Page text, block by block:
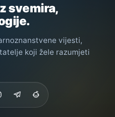
svemira,
vijesti,
koji žele razumjeti